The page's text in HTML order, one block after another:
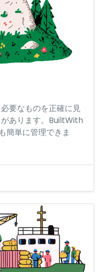
要なものを正確に見
あります。BuiltWith
簡単に管理できま